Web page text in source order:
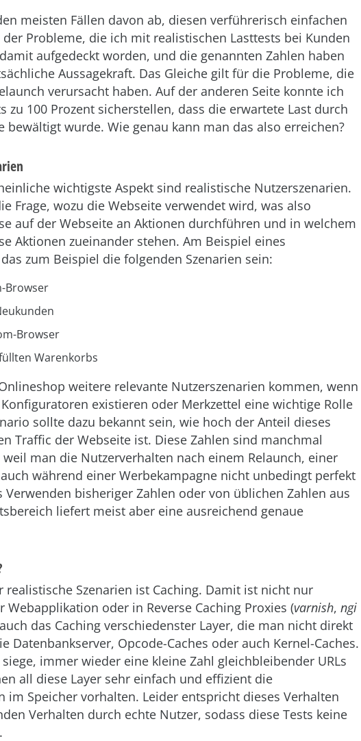
meisten Fällen davon ab, diesen verführerisch einfachen
der Probleme, die ich mit realistischen Lasttests bei Kunden
aufgedeckt worden, und die genannten Zahlen haben
Aussagekraft. Das Gleiche gilt für die Probleme, die
verursacht haben. Auf der anderen Seite konnte ich
zu 100 Prozent sicherstellen, dass die erwartete Last durch
bewältigt wurde. Wie genau kann man das also erreichen?
wichtigste Aspekt sind realistische Nutzerszenarien.
Frage, wozu die Webseite verwendet wird, was also
auf der Webseite an Aktionen durchführen und in welchem
Aktionen zueinander stehen. Am Beispiel eines
zum Beispiel die folgenden Szenarien sein:
Browser
Browser
Warenkorbs
weitere relevante Nutzerszenarien kommen, wenn
existieren oder Merkzettel eine wichtige Rolle
sollte dazu bekannt sein, wie hoch der Anteil dieses
Traffic der Webseite ist. Diese Zahlen sind manchmal
weil man die Nutzerverhalten nach einem Relaunch, einer
während einer Werbekampagne nicht unbedingt perfekt
Verwenden bisheriger Zahlen oder von üblichen Zahlen aus
liefert meist aber eine ausreichend genaue
Szenarien ist Caching. Damit ist nicht nur
Webapplikation oder in Reverse Caching Proxies (varnish, ngi
das Caching verschiedenster Layer, die man nicht direkt
Datenbankserver, Opcode-Caches oder auch Kernel-Caches.
immer wieder eine kleine Zahl gleichbleibender URLs
all diese Layer sehr einfach und effizient die
im Speicher vorhalten. Leider entspricht dieses Verhalten
Verhalten durch echte Nutzer, sodass diese Tests keine